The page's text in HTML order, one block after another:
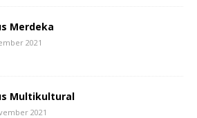
Merdeka
2021
Multikultural
2021